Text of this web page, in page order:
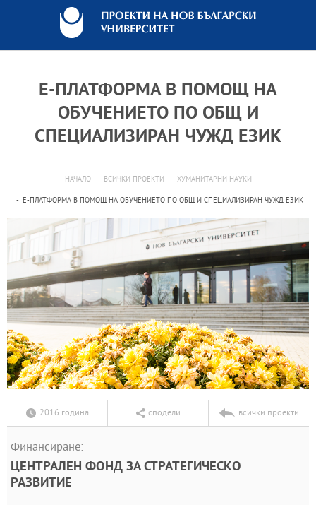
Е-ПЛАТФОРМА В ПОМОЩ НА
ОБУЧЕНИЕТО ПО ОБЩ И
СПЕЦИАЛИЗИРАН ЧУЖД ЕЗИК
НАЧАЛО ВСИЧКИ ПРОЕКТИ ХУМАНИТАРНИ НАУКИ
Е-ПЛАТФОРМА В ПОМОЩ НА ОБУЧЕНИЕТО ПО ОБЩ И СПЕЦИАЛИЗИРАН ЧУЖД ЕЗИК
2016 година сподели всички проекти
Финансиране:
ЦЕНТРАЛЕН ФОНД ЗА СТРАТЕГИЧЕСКО
РАЗВИТИЕ